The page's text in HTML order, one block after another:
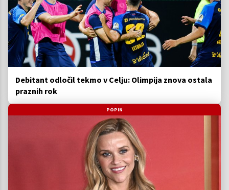
Debitant odločil tekmo v Celju: Olimpija znova ostala
praznih rok
POPIN